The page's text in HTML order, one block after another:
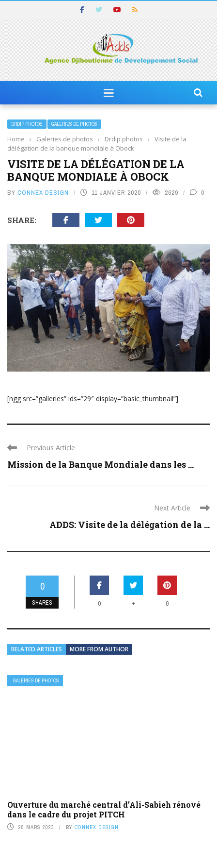
DRDIP PHOTOS GALERIES DE PHOTOS
Home › Galeries de photos › Drdip photos ›
Visite de la
délégation de la banque mondiale à Obock
VISITE DE LA DÉLÉGATION DE LA
BANQUE MONDIALE À OBOCK
BY CONNEX DESIGN 11 JANVIER 2020 2629 0
SHARE:
[ngg src=”galleries” ids=”29″ display=”basic_thumbnail”]
Previous Article
Mission de la Banque Mondiale dans les ...
Next Article
ADDS: Visite de la délégation de la ...
0
SHARES 0 + 0
RELATED ARTICLES MORE FROM AUTHOR
GALERIES DE PHOTOS
Ouverture du marché central d’Ali-Sabieh rénové
dans le cadre du projet PITCH
28 MARS 2023 BY CONNEX DESIGN